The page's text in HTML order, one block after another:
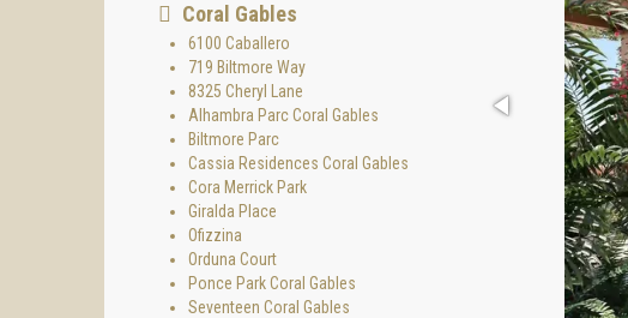
Coral Gables
6100 Caballero
719 Biltmore Way
8325 Cheryl Lane
Alhambra Parc Coral Gables
Biltmore Parc
Cassia Residences Coral Gables
Cora Merrick Park
Giralda Place
Ofizzina
Orduna Court
Ponce Park Coral Gables
Seventeen Coral Gables